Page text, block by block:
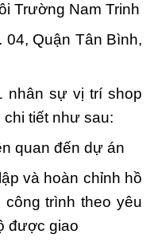
Trường Nam Trinh
Quận Tân Bình,
nhân sự vị trí shop
tiết như sau:
quan đến dự án
và hoàn chỉnh hồ
trình theo yêu
được giao